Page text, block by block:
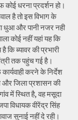
धरना प्रदर्शन हो।
है तो इस विभाग के
धुआ और पानी नजर नही
कोई नहीं यहां यह कि
कि ब्यावर की प्रभारी
तक पहुंच गई है।
करने के निर्देश
और जिला प्रशासन की
में स्थित है, वह मसूदा
विधायक वीरेंद्र सिंह
सुनाई नहीं दे रही।